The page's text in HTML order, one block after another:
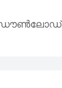
ഡൌൺലോഡ്